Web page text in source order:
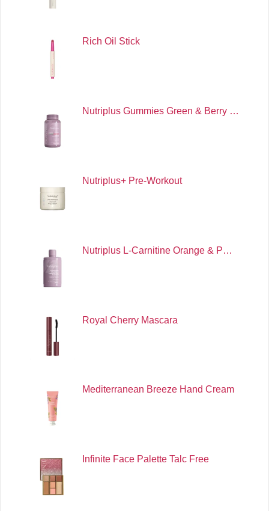
Rich Oil Stick
Nutriplus Gummies Green & Berry …
Nutriplus+ Pre-Workout
Nutriplus L-Carnitine Orange & P…
Royal Cherry Mascara
Mediterranean Breeze Hand Cream
Infinite Face Palette Talc Free